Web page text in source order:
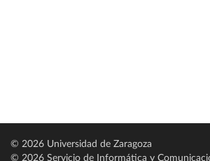
© 2026 Universidad de Zaragoza
© 2026 Servicio de Informática y